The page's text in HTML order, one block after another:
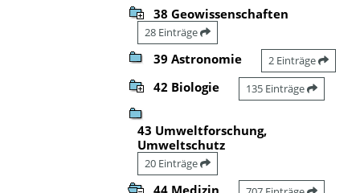
38 Geowissenschaften
28 Einträge
39 Astronomie 2 Einträge
42 Biologie 135 Einträge
43 Umweltforschung,
Umweltschutz
20 Einträge
44 Medizin